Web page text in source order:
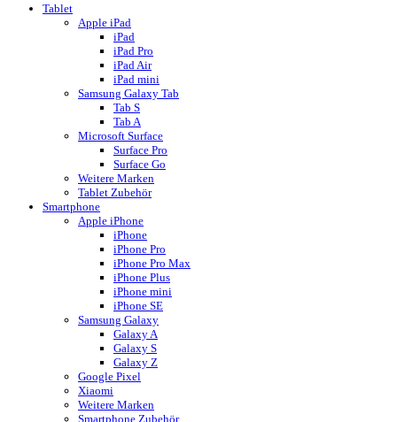
Tablet
Apple iPad
iPad
iPad Pro
iPad Air
iPad mini
Samsung Galaxy Tab
Tab S
Tab A
Microsoft Surface
Surface Pro
Surface Go
Weitere Marken
Tablet Zubehör
Smartphone
Apple iPhone
iPhone
iPhone Pro
iPhone Pro Max
iPhone Plus
iPhone mini
iPhone SE
Samsung Galaxy
Galaxy A
Galaxy S
Galaxy Z
Google Pixel
Xiaomi
Weitere Marken
Smartphone Zubehör